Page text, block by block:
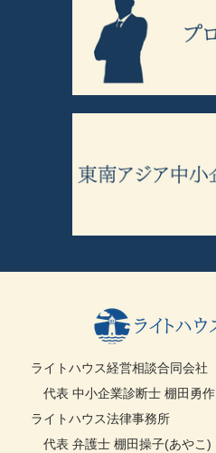
ライトハウス経営相談合同会社
代表 中小企業診断士 棚田勇作
ライトハウス法律事務所
代表 弁護士 棚田操子(あやこ)